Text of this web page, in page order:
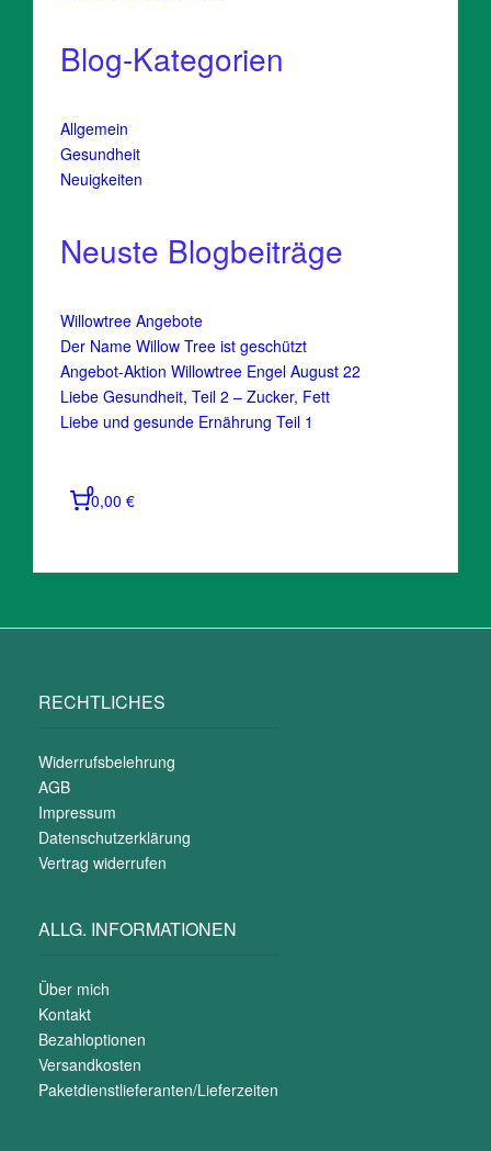
Blog-Kategorien
Allgemein
Gesundheit
Neuigkeiten
Neuste Blogbeiträge
Willowtree Angebote
Der Name Willow Tree ist geschützt
Angebot-Aktion Willowtree Engel August 22
Liebe Gesundheit, Teil 2 – Zucker, Fett
Liebe und gesunde Ernährung Teil 1
00,00 €
RECHTLICHES
Widerrufsbelehrung
AGB
Impressum
Datenschutzerklärung
Vertrag widerrufen
ALLG. INFORMATIONEN
Über mich
Kontakt
Bezahloptionen
Versandkosten
Paketdienstlieferanten/Lieferzeiten